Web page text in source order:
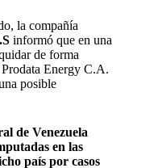
la compañía
informó que en una
de forma
Energy C.A.
posible
de Venezuela
en las
país por casos